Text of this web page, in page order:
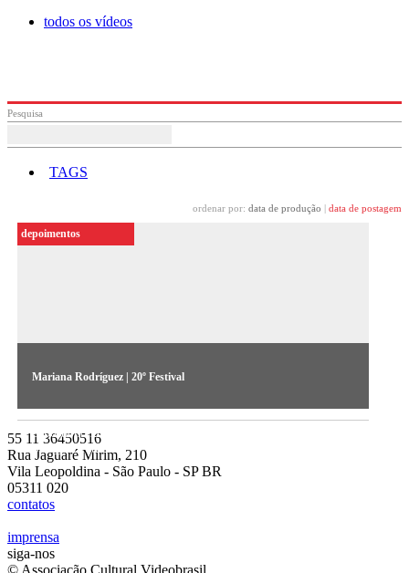
todos os vídeos
Pesquisa
TAGS
ordenar por: data de produção data de postagem
Mariana Rodríguez | 20º Festival
A artista argentina fala sobre sua obra ¿Por qué disparan?,
exposta no 20º Festival de Arte Contemporânea
Sesc_Videobrasil
depoimentos
55 11 36450516
Rua Jaguaré Mirim, 210
Vila Leopoldina - São Paulo - SP BR
05311 020
contatos
imprensa
siga-nos